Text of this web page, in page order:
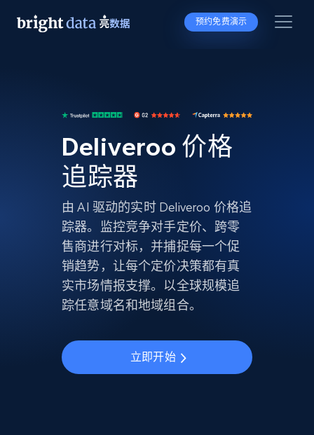
预约免费演示
Deliveroo 价格
追踪器
由 AI 驱动的实时 Deliveroo 价格追
踪器。监控竞争对手定价、跨零
售商进行对标，并捕捉每一个促
销趋势，让每个定价决策都有真
实市场情报支撑。以全球规模追
踪任意域名和地域组合。
立即开始